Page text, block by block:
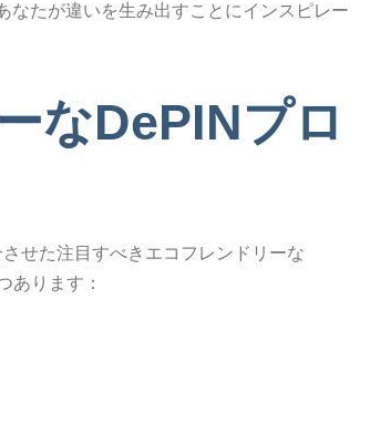
なたが違いを生み出すことにインスピレー
なDePINプロ
せた注目すべきエコフレンドリーな
あります：